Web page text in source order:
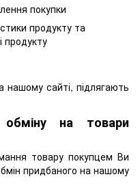
покупки
продукту та
продукту
нашому сайті, підлягають
на товари
товару покупцем Ви
придбаного на нашому